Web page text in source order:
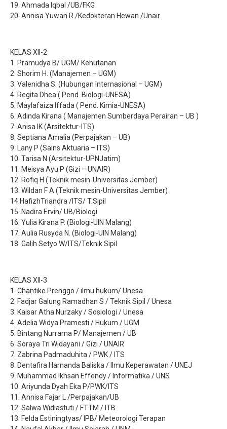
19. Ahmada Iqbal /UB/FKG
20. Annisa Yuwan R./Kedokteran Hewan /Unair
KELAS XII-2
1. Pramudya B/ UGM/ Kehutanan
2. Shorim H. (Manajemen – UGM)
3. Valenidha S. (Hubungan Internasional – UGM)
4. Regita Dhea ( Pend. Biologi-UNESA)
5. Maylafaiza Iffada ( Pend. Kimia-UNESA)
6. Adinda Kirana ( Manajemen Sumberdaya Perairan – UB )
7. Anisa IK (Arsitektur-ITS)
8. Septiana Amalia (Perpajakan – UB)
9. Lany P (Sains Aktuaria – ITS)
10. Tarisa N (Arsitektur-UPNJatim)
11. Meisya Ayu P (Gizi – UNAIR)
12. Rofiq H (Teknik mesin-Universitas Jember)
13. Wildan F A (Teknik mesin-Universitas Jember)
14.HafizhTriandra /ITS/ T.Sipil
15..Nadira Ervin/ UB/Biologi
16. Yulia Kirana P. (Biologi-UIN Malang)
17. Aulia Rusyda N. (Biologi-UIN Malang)
18. Galih Setyo W/ITS/Teknik Sipil
KELAS XII-3
1. Chantike Prenggo / ilmu hukum/ Unesa
2. Fadjar Galung Ramadhan S / Teknik Sipil / Unesa
3. Kaisar Atha Nurzaky / Sosiologi / Unesa
4. Adelia Widya Pramesti / Hukum / UGM
5. Bintang Nurrama P/ Manajemen / UB
6. Soraya Tri Widayani / Gizi / UNAIR
7. Zabrina Padmaduhita / PWK / ITS
8. Dentafira Harnanda Baliska / Ilmu Keperawatan / UNEJ
9. Muhammad Ikhsan Effendy / Informatika / UNS
10. Ariyunda Dyah Eka P/PWK/ITS
11. Annisa Fajar L /Perpajakan/UB
12. Salwa Widiastuti / FTTM / ITB
13. Felda Estiningtyas/ IPB/ Meteorologi Terapan